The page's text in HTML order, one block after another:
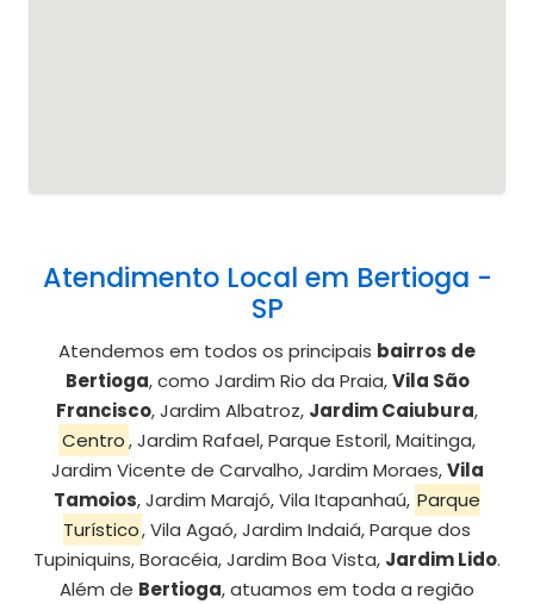
Atendimento Local em Bertioga -
SP
Atendemos em todos os principais bairros de
Bertioga, como Jardim Rio da Praia,Vila São
Francisco, Jardim Albatroz, Jardim Caiubura,
Centro, Jardim Rafael, Parque Estoril, Maitinga,
Jardim Vicente de Carvalho, Jardim Moraes,Vila
Tamoios, Jardim Marajó, Vila Itapanhaú, Parque
Turístico, Vila Agaó, Jardim Indaiá, Parque dos
Tupiniquins, Boracéia, Jardim Boa Vista, Jardim Lido.
Além de Bertioga, atuamos em toda a região